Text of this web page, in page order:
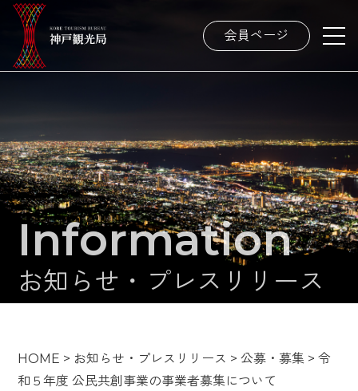
会員ページ
Information
お知らせ・プレスリリース
HOME > お知らせ・プレスリリース >公募・募集 >令
和５年度 公民共創事業の事業者募集について